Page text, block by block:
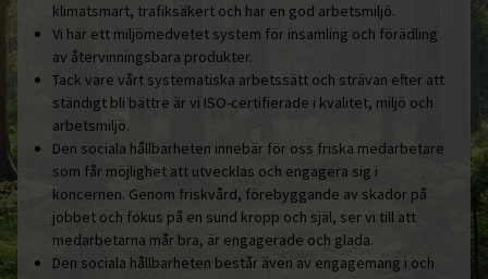
klimatsmart, trafiksäkert och har en god arbetsmiljö.
Vi har ett miljömedvetet system för insamling och förädling
av återvinningsbara produkter.
Tack vare vårt systematiska arbetssätt och strävan efter att
ständigt bli bättre är vi ISO-certifierade i kvalitet, miljö och
arbetsmiljö.
Den sociala hållbarheten innebär för oss friska medarbetare
som får möjlighet att utvecklas och engagera sig i
koncernen. Genom friskvård, förebyggande av skador på
jobbet och fokus på en sund kropp och själ, ser vi till att
medarbetarna mår bra, är engagerade och glada.
Den sociala hållbarheten består även av engagemang i och